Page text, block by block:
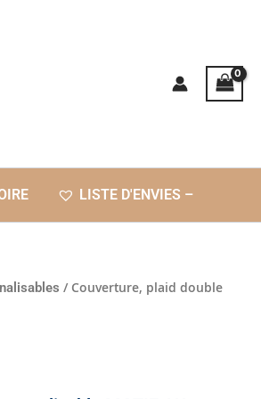
LISTE D'ENVIES –
/ Couverture, plaid double